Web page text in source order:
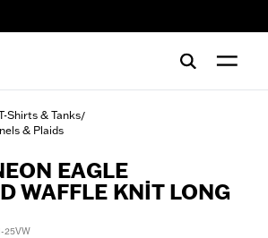
Shirts & Tanks/
& Plaids
EAGLE
WAFFLE KNIT LONG
25VW